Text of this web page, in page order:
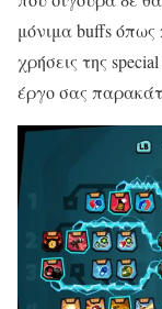
μόνιμα buffs όπως
χρήσεις της
έργο σας